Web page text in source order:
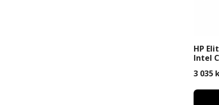
HP
Intel
Pro
3 035